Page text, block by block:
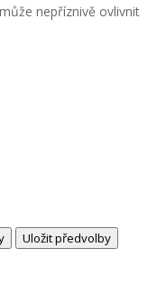
nepříznivě ovlivnit
Uložit předvolby